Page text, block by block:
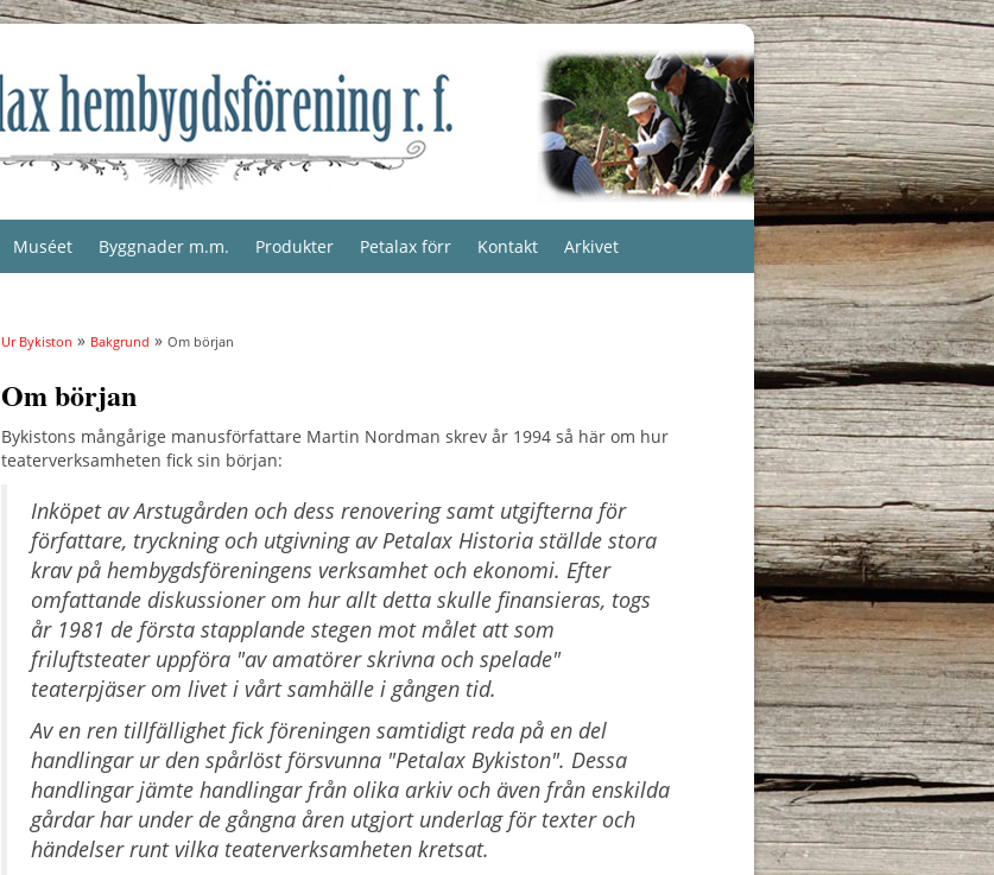
Muséet Byggnader m.m. Produkter Petalax förr Kontakt Arkivet
Ur Bykiston » Bakgrund » Om början
Om början
Bykistons mångårige manusförfattare Martin Nordman skrev år 1994 så här om hur
teaterverksamheten fick sin början:
Inköpet av Arstugården och dess renovering samt utgifterna för
författare, tryckning och utgivning av Petalax Historia ställde stora
krav på hembygdsföreningens verksamhet och ekonomi. Efter
omfattande diskussioner om hur allt detta skulle finansieras, togs
år 1981 de första stapplande stegen mot målet att som
friluftsteater uppföra "av amatörer skrivna och spelade"
teaterpjäser om livet i vårt samhälle i gången tid.
Av en ren tillfällighet fick föreningen samtidigt reda på en del
handlingar ur den spårlöst försvunna "Petalax Bykiston". Dessa
handlingar jämte handlingar från olika arkiv och även från enskilda
gårdar har under de gångna åren utgjort underlag för texter och
händelser runt vilka teaterverksamheten kretsat.